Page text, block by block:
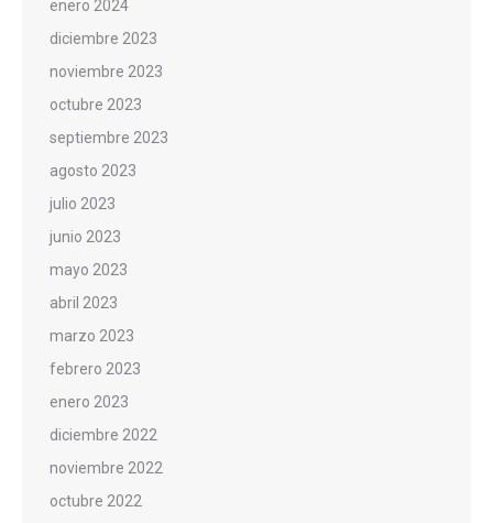
enero 2024
diciembre 2023
noviembre 2023
octubre 2023
septiembre 2023
agosto 2023
julio 2023
junio 2023
mayo 2023
abril 2023
marzo 2023
febrero 2023
enero 2023
diciembre 2022
noviembre 2022
octubre 2022